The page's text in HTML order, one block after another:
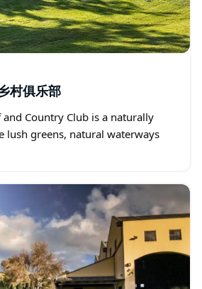
村俱乐部
Country Club is a naturally
lush greens, natural waterways